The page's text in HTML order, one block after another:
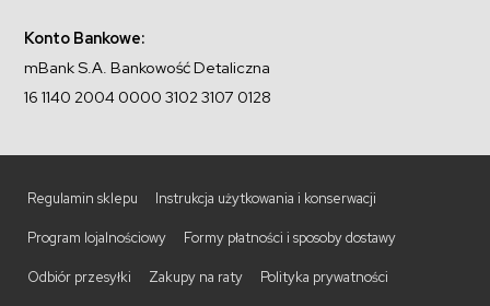
Konto Bankowe:
mBank S.A. Bankowość Detaliczna
16 1140 2004 0000 3102 3107 0128
Regulamin sklepu Instrukcja użytkowania i konserwacji
Program lojalnościowy Formy płatności i sposoby dostawy
Odbiór przesyłki Zakupy na raty Polityka prywatności